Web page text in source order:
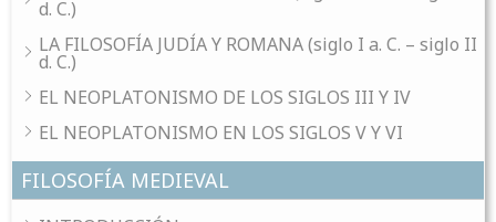
d. C.)
LA FILOSOFÍA JUDÍA Y ROMANA (siglo I a. C. – siglo II
d. C.)
EL NEOPLATONISMO DE LOS SIGLOS III Y IV
EL NEOPLATONISMO EN LOS SIGLOS V Y VI
FILOSOFÍA MEDIEVAL